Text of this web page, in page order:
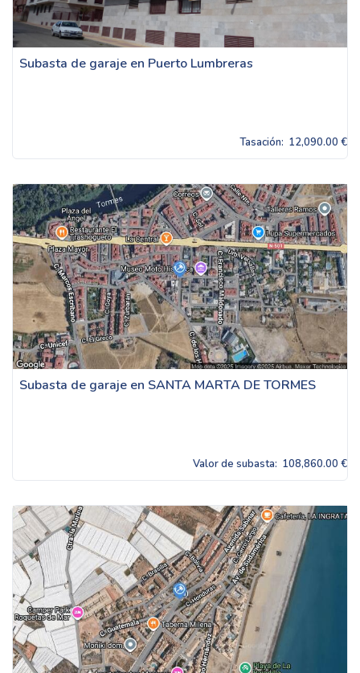
Subasta de garaje en Puerto Lumbreras
Tasación: 12,090.00 €
Subasta de garaje en SANTA MARTA DE TORMES
Valor de subasta: 108,860.00 €